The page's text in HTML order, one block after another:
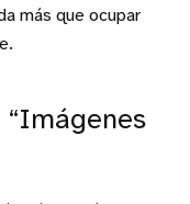
más que ocupar